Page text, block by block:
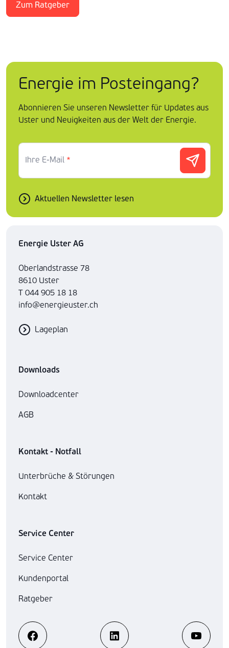
Zum Ratgeber
Energie im Posteingang?
Abonnieren Sie unseren Newsletter für Updates aus
Uster und Neuigkeiten aus der Welt der Energie.
Ihre E-Mail *
Aktuellen Newsletter lesen
Energie Uster AG
Oberlandstrasse 78
8610 Uster
T 044 905 18 18
info@energieuster.ch
Lageplan
Downloads
Downloadcenter
AGB
Kontakt - Notfall
Unterbrüche & Störungen
Kontakt
Service Center
Service Center
Kundenportal
Ratgeber